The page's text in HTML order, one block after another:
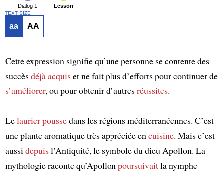
Dialog 1 Lesson
TEXT SIZE
aa AA
Cette expression signifie qu’une personne se contente des
succèsdéjà acquiset ne fait plus d’efforts pour continuer de
s’améliorer, ou pour obtenir d’autresréussites.
Lelaurierpoussedans les régions méditerranéennes. C’est
une plante aromatique très appréciée en cuisine. Mais c’est
aussi depuisl’Antiquité, le symbole du dieu Apollon. La
mythologie raconte qu’Apollon poursuivaitla nymphe